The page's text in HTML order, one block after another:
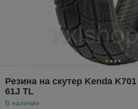
Резина на скутер Kenda
61J TL
В наличии